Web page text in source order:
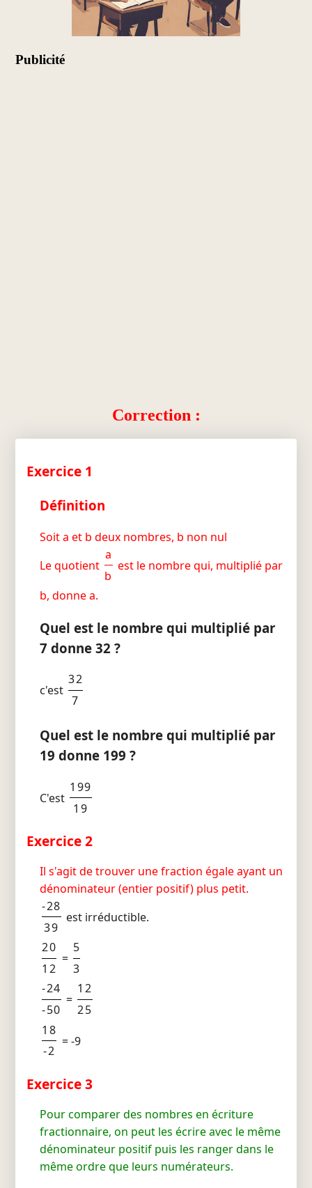
Publicité
Correction :
Exercice 1
Définition
Soit a et b deux nombres, b non nul
Le quotient
a
b
est le nombre qui, multiplié par
b, donne a.
Quel est le nombre qui multiplié par
7 donne 32 ?
c'est
32
7
Quel est le nombre qui multiplié par
19 donne 199 ?
C'est
199
19
Exercice 2
Il s'agit de trouver une fraction égale ayant un
dénominateur (entier positif) plus petit.
-28
39
est irréductible.
20
12
=
5
3
-24
-50
=
12
25
18
-2
= -9
Exercice 3
Pour comparer des nombres en écriture
fractionnaire, on peut les écrire avec le même
dénominateur positif puis les ranger dans le
même ordre que leurs numérateurs.